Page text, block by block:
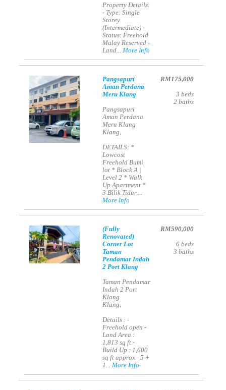
Property Details:
- Type: Single
Storey
(Intermediate) -
Status: Freehold
Malay Reserved -
Land...More Info
Pangsapuri
Aman Perdana
Meru Klang
Pangsapuri
Aman Perdana
Meru Klang
Klang,
DETAILS: *
Lowcost
Freehold Bumi
lot * Block A |
Level 2 * Walk
Up Apartment *
3 Bilik Tidur,...
More Info
RM175,000
3 beds
2 baths
(Fully
Renovated)
Corner Lot
Taman
Pendamar Indah
2 Port Klang
Taman Pendamar
Indah 2 Port
Klang
Klang,
Details : -
Freehold open -
Land Area :
1,813 sq ft -
Build Up : 1,600
sq ft approx - 5 +
1...More Info
RM590,000
6 beds
3 baths